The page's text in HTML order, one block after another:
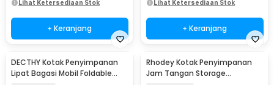
Lihat Ketersediaan Stok
+ Keranjang
Lihat Ketersediaan Stok
+ Keranjang
DECTHY Kotak Penyimpanan
Lipat Bagasi Mobil Foldable
Rhodey Kotak Penyimpanan
Jam Tangan Storage